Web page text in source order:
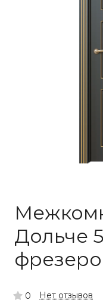
Дольче
0 Нет отзывов